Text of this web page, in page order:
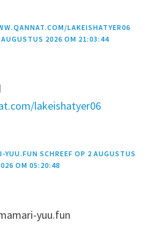
LAKEISHATYER06
AUGUSTUS 2026 OM 21:03:44
lakeishatyer06
YUU.FUN SCHREEF OP 2 AUGUSTUS
OM 05:20:48
yuu.fun